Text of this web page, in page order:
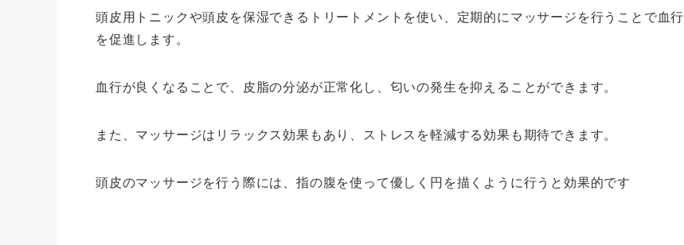
頭皮用トニックや頭皮を保湿できるトリートメントを使い、定期的にマッサージを行うことで血行
を促進します。
血行が良くなることで、皮脂の分泌が正常化し、匂いの発生を抑えることができます。
また、マッサージはリラックス効果もあり、ストレスを軽減する効果も期待できます。
頭皮のマッサージを行う際には、指の腹を使って優しく円を描くように行うと効果的です